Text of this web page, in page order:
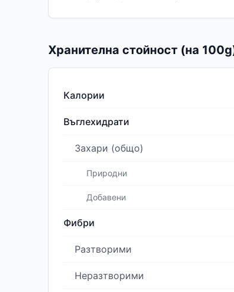
Хранителна стойност (на
Калории
Въглехидрати
Захари (общо)
Природни
Добавени
Фибри
Разтворими
Неразтворими